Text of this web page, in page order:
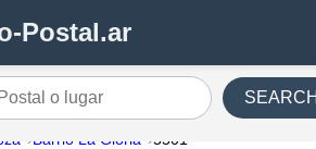
Postal.ar
o lugar
Barrio La Gloria 5501